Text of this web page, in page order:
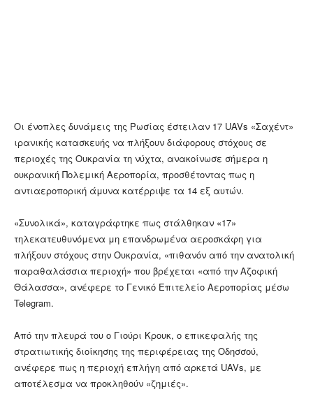
Οι ένοπλες δυνάμεις της Ρωσίας έστειλαν 17 UAVs «Σαχέντ»
ιρανικής κατασκευής να πλήξουν διάφορους στόχους σε
περιοχές της Ουκρανία τη νύχτα, ανακοίνωσε σήμερα η
ουκρανική Πολεμική Αεροπορία, προσθέτοντας πως η
αντιαεροπορική άμυνα κατέρριψε τα 14 εξ αυτών.
«Συνολικά», καταγράφτηκε πως στάλθηκαν «17»
τηλεκατευθυνόμενα μη επανδρωμένα αεροσκάφη για
πλήξουν στόχους στην Ουκρανία, «πιθανόν από την ανατολική
παραθαλάσσια περιοχή» που βρέχεται «από την Αζοφική
Θάλασσα», ανέφερε το Γενικό Επιτελείο Αεροπορίας μέσω
Telegram.
Από την πλευρά του ο Γιούρι Κρουκ, ο επικεφαλής της
στρατιωτικής διοίκησης της περιφέρειας της Οδησσού,
ανέφερε πως η περιοχή επλήγη από αρκετά UAVs, με
αποτέλεσμα να προκληθούν «ζημιές».